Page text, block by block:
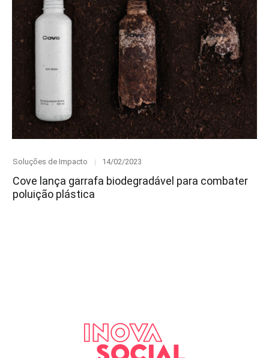
Category
Soluções de Impacto
Posted
14/02/2023
Cove lança garrafa biodegradável para combater
poluição plástica